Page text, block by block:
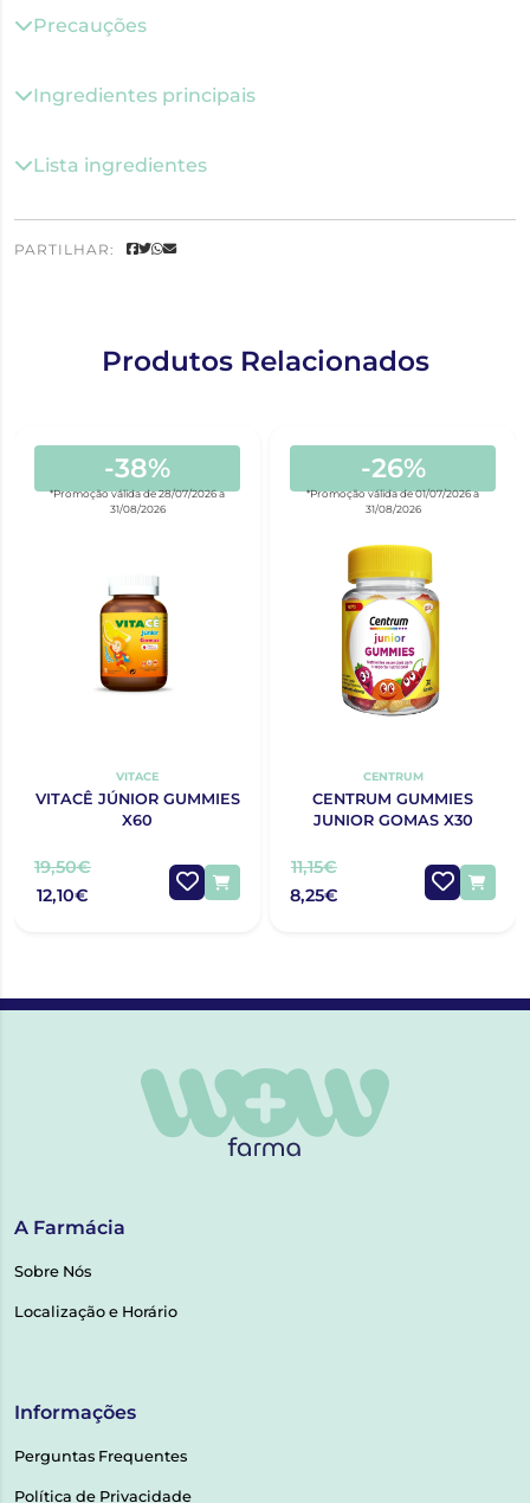
Precauções
Ingredientes principais
Lista ingredientes
PARTILHAR:
Produtos Relacionados
-38%
*Promoção válida de 28/07/2026 a
31/08/2026
VITACE
VITACÊ JÚNIOR GUMMIES
X60
19,50€
12,10€
-26%
*Promoção válida de 01/07/2026 a
31/08/2026
CENTRUM
CENTRUM GUMMIES
JUNIOR GOMAS X30
11,15€
8,25€
A Farmácia
Sobre Nós
Localização e Horário
Informações
Perguntas Frequentes
Política de Privacidade